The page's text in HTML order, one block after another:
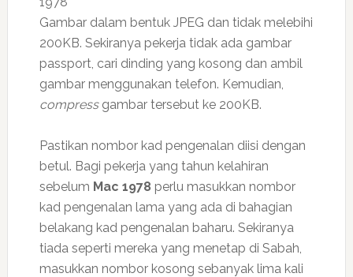
Gambar dalam bentuk JPEG dan tidak melebihi
200KB. Sekiranya pekerja tidak ada gambar
passport, cari dinding yang kosong dan ambil
gambar menggunakan telefon. Kemudian,
compressgambar tersebut ke 200KB.
Pastikan nombor kad pengenalan diisi dengan
betul. Bagi pekerja yang tahun kelahiran
sebelum Mac 1978 perlu masukkan nombor
kad pengenalan lama yang ada di bahagian
belakang kad pengenalan baharu. Sekiranya
tiada seperti mereka yang menetap di Sabah,
masukkan nombor kosong sebanyak lima kali